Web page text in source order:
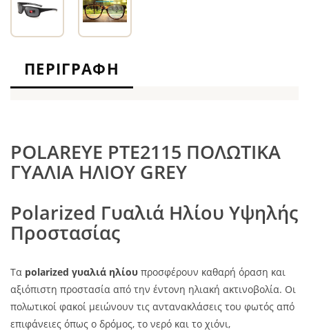
ΠΕΡΙΓΡΑΦΉ
POLAREYE PTE2115 ΠΟΛΩΤΙΚΑ
ΓΥΑΛΙΑ ΗΛΙΟΥ GREY
Polarized Γυαλιά Ηλίου Υψηλής
Προστασίας
Τα polarized γυαλιά ηλίου προσφέρουν καθαρή όραση και
αξιόπιστη προστασία από την έντονη ηλιακή ακτινοβολία. Οι
πολωτικοί φακοί μειώνουν τις αντανακλάσεις του φωτός από
επιφάνειες όπως ο δρόμος, το νερό και το χιόνι,